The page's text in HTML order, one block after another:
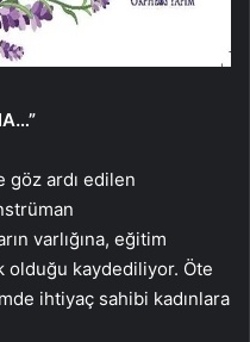
göz ardı edilen
varlığına, eğitim
olduğu kaydediliyor. Öte
ihtiyaç sahibi kadınlara